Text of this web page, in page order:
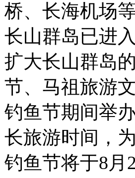
桥、长海机场
长山群岛已进
扩大长山群岛
节、马祖旅游
钓鱼节期间举
长旅游时间，
钓鱼节将于8月